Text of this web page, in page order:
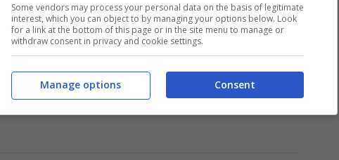
Some vendors may process your personal data on the basis of legitimate
interest, which you can object to by managing your options below. Look
for a link at the bottom of this page or in the site menu to manage or
withdraw consent in privacy and cookie settings.
Consent
Manage options